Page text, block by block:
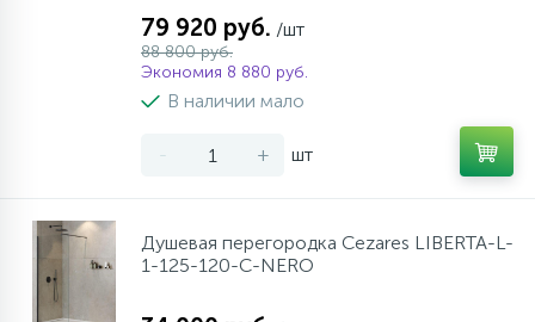
79 920 руб. /шт
88 800 руб.
Экономия 8 880 руб.
В наличии мало
- + шт
Душевая перегородка Cezares LIBERTA-L-
1-125-120-C-NERO